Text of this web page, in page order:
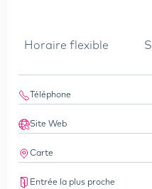
Horaire flexible
Téléphone
Site Web
Carte
Entrée la plus proche